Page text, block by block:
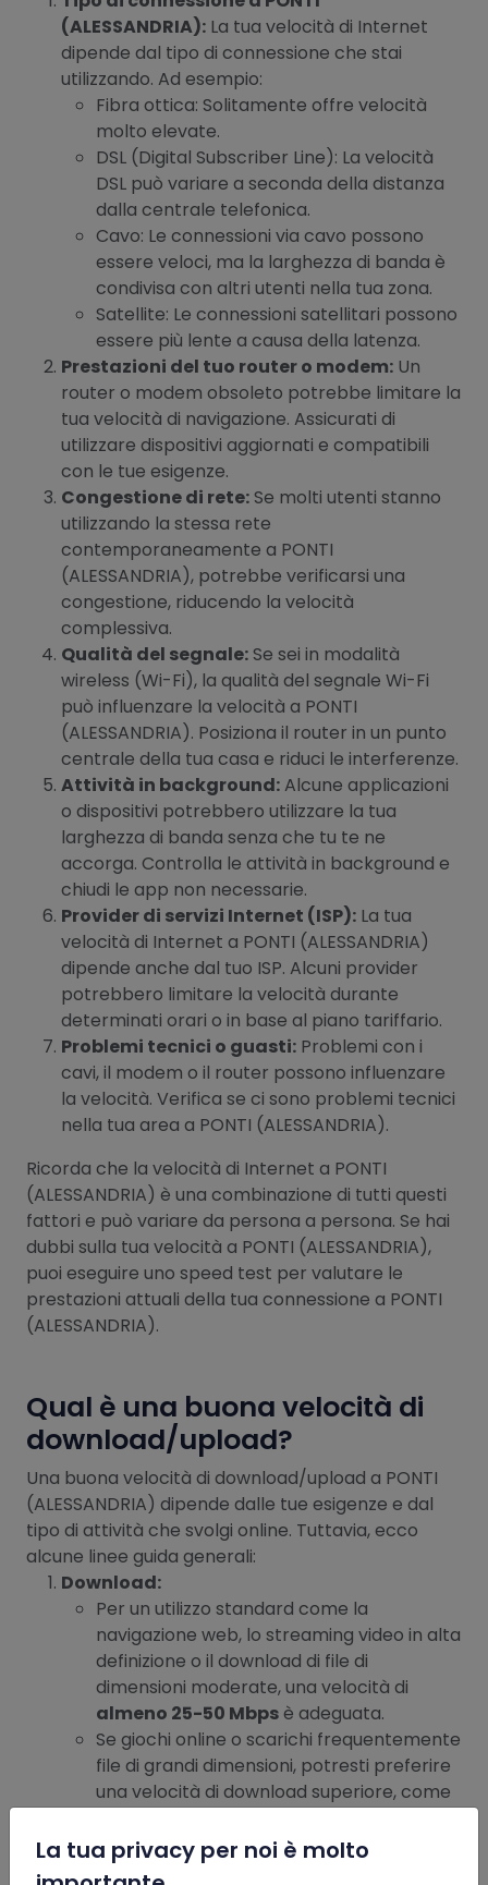
(ALESSANDRIA): La tua velocità di Internet
dipende dal tipo di connessione che stai
utilizzando. Ad esempio:
Fibra ottica: Solitamente offre velocità
molto elevate.
DSL (Digital Subscriber Line): La velocità
DSL può variare a seconda della distanza
dalla centrale telefonica.
Cavo: Le connessioni via cavo possono
essere veloci, ma la larghezza di banda è
condivisa con altri utenti nella tua zona.
Satellite: Le connessioni satellitari possono
essere più lente a causa della latenza.
Prestazioni del tuo router o modem: Un
router o modem obsoleto potrebbe limitare la
tua velocità di navigazione. Assicurati di
utilizzare dispositivi aggiornati e compatibili
con le tue esigenze.
Congestione di rete: Se molti utenti stanno
utilizzando la stessa rete
contemporaneamente a PONTI
(ALESSANDRIA), potrebbe verificarsi una
congestione, riducendo la velocità
complessiva.
Qualità del segnale: Se sei in modalità
wireless (Wi-Fi), la qualità del segnale Wi-Fi
può influenzare la velocità a PONTI
(ALESSANDRIA). Posiziona il router in un punto
centrale della tua casa e riduci le interferenze.
Attività in background:Alcune applicazioni
o dispositivi potrebbero utilizzare la tua
larghezza di banda senza che tu te ne
accorga. Controlla le attività in background e
chiudi le app non necessarie.
Provider di servizi Internet (ISP): La tua
velocità di Internet a PONTI (ALESSANDRIA)
dipende anche dal tuo ISP. Alcuni provider
potrebbero limitare la velocità durante
determinati orari o in base al piano tariffario.
Problemi tecnici o guasti: Problemi con i
cavi, il modem o il router possono influenzare
la velocità. Verifica se ci sono problemi tecnici
nella tua area a PONTI (ALESSANDRIA).
Ricorda che la velocità di Internet a PONTI
(ALESSANDRIA) è una combinazione di tutti questi
fattori e può variare da persona a persona. Se hai
dubbi sulla tua velocità a PONTI (ALESSANDRIA),
puoi eseguire uno speed test per valutare le
prestazioni attuali della tua connessione a PONTI
(ALESSANDRIA).
Qual è una buona velocità di
download/upload?
Una buona velocità di download/upload a PONTI
(ALESSANDRIA) dipende dalle tue esigenze e dal
tipo di attività che svolgi online. Tuttavia, ecco
alcune linee guida generali:
Download:
Per un utilizzo standard come la
navigazione web, lo streaming video in alta
definizione o il download di file di
dimensioni moderate, una velocità di
almeno 25-50 Mbpsè adeguata.
Se giochi online o scarichi frequentemente
file di grandi dimensioni, potresti preferire
una velocità di download superiore, come
Upload:
Per l’invio di e-mail, la condivisione di foto
La tua privacy per noi è molto